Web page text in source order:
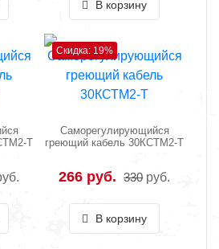
В корзину
Т
Скидка: 19%
Саморегулирующийся
греющий кабель 30КСТМ2-Т
266 руб. 330 руб.
В корзину